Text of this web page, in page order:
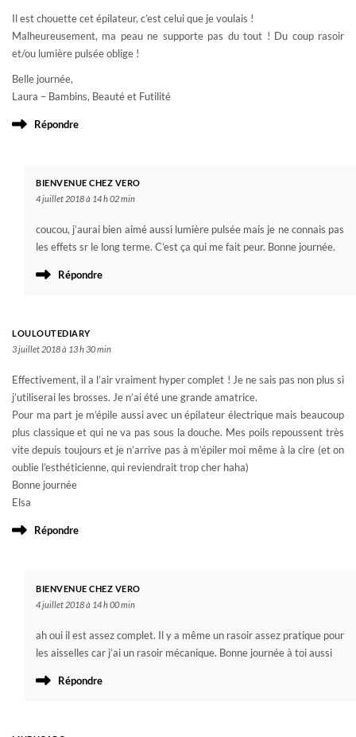
Il est chouette cet épilateur, c’est celui que je voulais !
Malheureusement, ma peau ne supporte pas du tout ! Du coup rasoir
et/ou lumière pulsée oblige !
Belle journée,
Laura – Bambins, Beauté et Futilité
Répondre
BIENVENUE CHEZ VERO
4 juillet 2018 à 14 h 02 min
coucou, j’aurai bien aimé aussi lumière pulsée mais je ne connais pas
les effets sr le long terme. C’est ça qui me fait peur. Bonne journée.
Répondre
LOULOUTEDIARY
3 juillet 2018 à 13 h 30 min
Effectivement, il a l’air vraiment hyper complet ! Je ne sais pas non plus si
j’utiliserai les brosses. Je n’ai été une grande amatrice.
Pour ma part je m’épile aussi avec un épilateur électrique mais beaucoup
plus classique et qui ne va pas sous la douche. Mes poils repoussent très
vite depuis toujours et je n’arrive pas à m’épiler moi même à la cire (et on
oublie l’esthéticienne, qui reviendrait trop cher haha)
Bonne journée
Elsa
Répondre
BIENVENUE CHEZ VERO
4 juillet 2018 à 14 h 00 min
ah oui il est assez complet. Il y a même un rasoir assez pratique pour
les aisselles car j’ai un rasoir mécanique. Bonne journée à toi aussi
Répondre